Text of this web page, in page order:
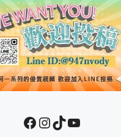
Facebook
Instagram
TikTokYouTube